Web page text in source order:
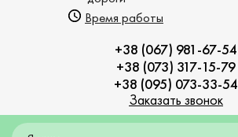
Время работы
+38 (067) 981-67-54
+38 (073) 317-15-79
+38 (095) 073-33-54
Заказать звонок